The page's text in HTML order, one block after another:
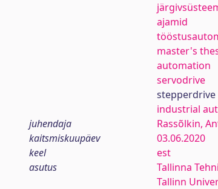
ajamid
master's
automation
servodrive
stepperdrive
industrial
juhendaja
Rassõlkin,
kaitsmiskuupäev
03.06.2020
keel
est
asutus
Tallinna
Tallinn